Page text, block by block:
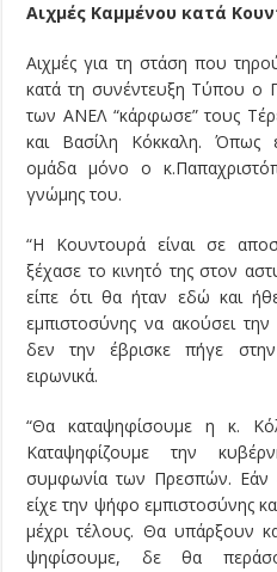
Αιχμές Καμμένου κατά
Αιχμές για τη στάση που
κατά τη συνέντευξη Τύπου ο
των ΑΝΕΛ “κάρφωσε” τους
και Βασίλη Κόκκαλη. Όπως
ομάδα μόνο ο
γνώμης του.
“Η Κουντουρά είναι σε
ξέχασε το κινητό της στον
είπε ότι θα ήταν εδώ και
εμπιστοσύνης να ακούσει
δεν την έβρισκε πήγε
ειρωνικά.
“Θα καταψηφίσουμε η κ.
Καταψηφίζουμε την
συμφωνία των Πρεσπών.
είχε την ψήφο εμπιστοσύνης
μέχρι τέλους. Θα υπάρξουν
ψηφίσουμε, δε θα